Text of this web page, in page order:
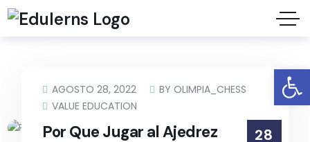
28
AGOSTO 28, 2022 BY OLIMPIA_CHESS
VALUE EDUCATION
Por Que Jugar al Ajedrez
Abrir barra de herramientas